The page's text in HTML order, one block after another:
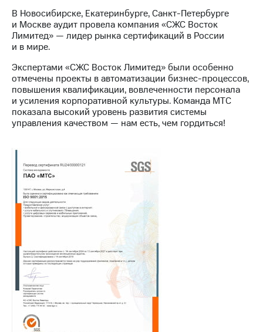
Корпоративное
управление
Корпоративный
Раскрытие
информации
Информация
акционерам
Документы
ПАО
акционеров
Личный
акционера
Акционерный
капитал
аудит
Рынок
Программа
В Новосибирске, Екатеринбурге, Санкт-Петербурге
и Москве аудит провела компания «СЖС Восток
Лимитед» — лидер рынка сертификаций в России
и в мире.
Экспертами «СЖС Восток Лимитед» были особенно
отмечены проекты в автоматизации бизнес-процессов,
повышения квалификации, вовлеченности персонала
и усиления корпоративной культуры. Команда МТС
показала высокий уровень развития системы
управления качеством — нам есть, чем гордиться!